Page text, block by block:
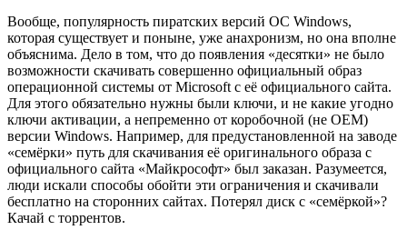
Вообще, популярность пиратских версий ОС Windows,
которая существует и поныне, уже анахронизм, но она вполне
объяснима. Дело в том, что до появления «десятки» не было
возможности скачивать совершенно официальный образ
операционной системы от Microsoft с её официального сайта.
Для этого обязательно нужны были ключи, и не какие угодно
ключи активации, а непременно от коробочной (не OEM)
версии Windows. Например, для предустановленной на заводе
«семёрки» путь для скачивания её оригинального образа с
официального сайта «Майкрософт» был заказан. Разумеется,
люди искали способы обойти эти ограничения и скачивали
бесплатно на сторонних сайтах. Потерял диск с «семёркой»?
Качай с торрентов.